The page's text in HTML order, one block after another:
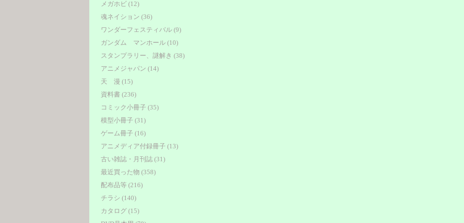
メガホビ (12)
魂ネイション (36)
ワンダーフェスティバル (9)
ガンダム マンホール (10)
スタンプラリー、謎解き (38)
アニメジャパン (14)
天 漫 (15)
資料書 (236)
コミック小冊子 (35)
模型小冊子 (31)
ゲーム冊子 (16)
アニメディア付録冊子 (13)
古い雑誌・月刊誌 (31)
最近買った物 (358)
配布品等 (216)
チラシ (140)
カタログ (15)